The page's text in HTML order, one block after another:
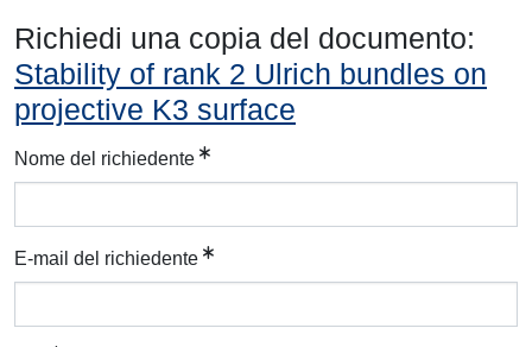
Richiedi una copia del documento:
Stability of rank 2 Ulrich bundles on
projective K3 surface
Nome del richiedente
E-mail del richiedente